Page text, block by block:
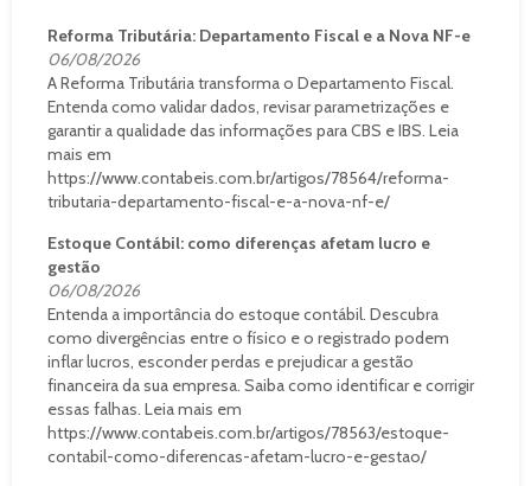
Reforma Tributária: Departamento Fiscal e a Nova NF-e
06/08/2026
A Reforma Tributária transforma o Departamento Fiscal.
Entenda como validar dados, revisar parametrizações e
garantir a qualidade das informações para CBS e IBS. Leia
mais em
https://www.contabeis.com.br/artigos/78564/reforma-
tributaria-departamento-fiscal-e-a-nova-nf-e/
Estoque Contábil: como diferenças afetam lucro e
gestão
06/08/2026
Entenda a importância do estoque contábil. Descubra
como divergências entre o físico e o registrado podem
inflar lucros, esconder perdas e prejudicar a gestão
financeira da sua empresa. Saiba como identificar e corrigir
essas falhas. Leia mais em
https://www.contabeis.com.br/artigos/78563/estoque-
contabil-como-diferencas-afetam-lucro-e-gestao/